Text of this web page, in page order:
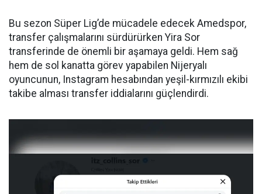
Bu sezon Süper Lig’de mücadele edecek Amedspor,
transfer çalışmalarını sürdürürken Yira Sor
transferinde de önemli bir aşamaya geldi. Hem sağ
hem de sol kanatta görev yapabilen Nijeryalı
oyuncunun, Instagram hesabından yeşil-kırmızılı ekibi
takibe alması transfer iddialarını güçlendirdi.